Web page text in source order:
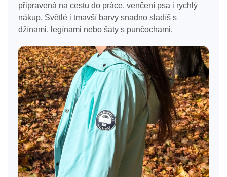
připravená na cestu do práce, venčení psa i rychlý
nákup. Světlé i tmavší barvy snadno sladíš s
džínami, legínami nebo šaty s punčochami.